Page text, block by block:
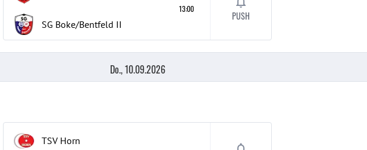
SG Boke/Bentfeld II
13:00
PUSH
Do., 10.09.2026
TSV Horn